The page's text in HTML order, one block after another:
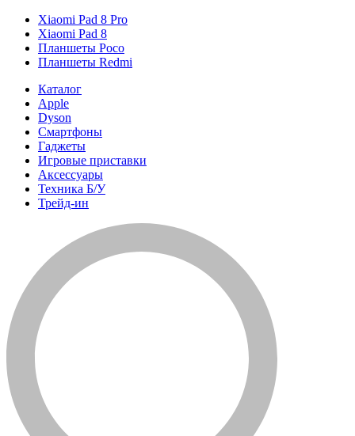
Xiaomi Pad 8 Pro
Xiaomi Pad 8
Планшеты Poco
Планшеты Redmi
Каталог
Apple
Dyson
Смартфоны
Гаджеты
Игровые приставки
Аксессуары
Техника Б/У
Трейд-ин